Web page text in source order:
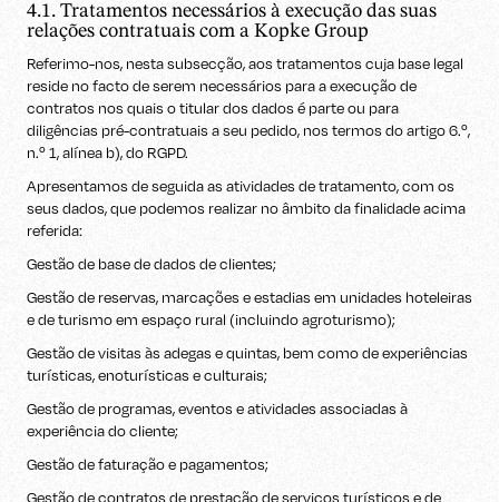
4.1. Tratamentos necessários à execução das suas
relações contratuais com a Kopke Group
Referimo-nos, nesta subsecção, aos tratamentos cuja base legal
reside no facto de serem necessários para a execução de
contratos nos quais o titular dos dados é parte ou para
diligências pré-contratuais a seu pedido, nos termos do artigo 6.º,
n.º 1, alínea b), do RGPD.
Apresentamos de seguida as atividades de tratamento, com os
seus dados, que podemos realizar no âmbito da finalidade acima
referida:
Gestão de base de dados de clientes;
Gestão de reservas, marcações e estadias em unidades hoteleiras
e de turismo em espaço rural (incluindo agroturismo);
Gestão de visitas às adegas e quintas, bem como de experiências
turísticas, enoturísticas e culturais;
Gestão de programas, eventos e atividades associadas à
experiência do cliente;
Gestão de faturação e pagamentos;
Gestão de contratos de prestação de serviços turísticos e de